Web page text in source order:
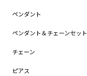
ペンダント
ペンダント＆チェーンセット
チェーン
ピアス